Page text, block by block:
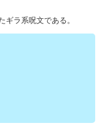
ラ系呪文である。